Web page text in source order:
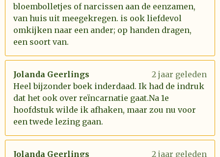
bloembolletjes of narcissen aan de eenzamen,
van huis uit meegekregen. is ook liefdevol
omkijken naar een ander; op handen dragen,
een soort van.
Jolanda Geerlings
2 jaar geleden
Heel bijzonder boek inderdaad. Ik had de indruk
dat het ook over reïncarnatie gaat.Na 1e
hoofdstuk wilde ik afhaken, maar zou nu voor
een twede lezing gaan.
Jolanda Geerlings 2 jaar geleden